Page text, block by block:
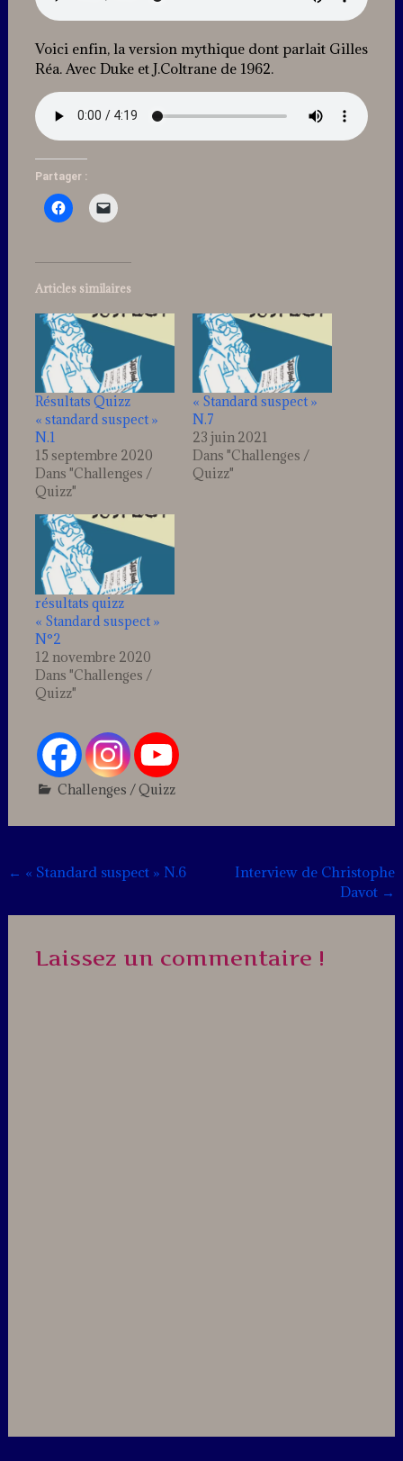
Voici enfin, la version mythique dont parlait Gilles
Réa. Avec Duke et J.Coltrane de 1962.
Partager :
Articles similaires
Résultats Quizz
« standard suspect »
N.1
15 septembre 2020
Dans "Challenges /
Quizz"
« Standard suspect »
N.7
23 juin 2021
Dans "Challenges /
Quizz"
résultats quizz
« Standard suspect »
N°2
12 novembre 2020
Dans "Challenges /
Quizz"
Challenges / Quizz
a
Post
← « Standard suspect » N.6
Interview de Christophe
Davot →
Laissez un commentaire !